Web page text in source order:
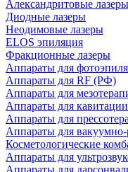
Александритовые лазеры
Диодные лазеры
Неодимовые лазеры
ELOS эпиляция
Фракционные лазеры
Аппараты для
Аппараты для RF (РФ)
Аппараты для
Аппараты для кавитации
Аппараты для
Аппараты для
Косметологические
Аппараты для
Аппараты для